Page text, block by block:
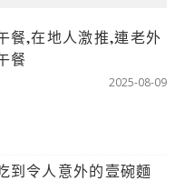
餐,在地人激推,連老外
餐
2025-08-09
到令人意外的壹碗麵